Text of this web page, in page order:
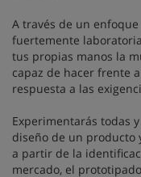
A través de un
fuertemente
tus propias manos la
capaz de hacer frente
respuesta a las
Experimentarás todas
diseño de un producto
a partir de la
mercado, el